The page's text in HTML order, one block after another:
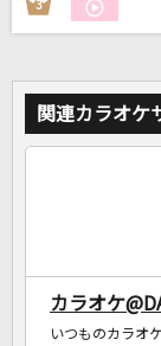
3
関連カラオケ
カラオケ
いつものカラオ